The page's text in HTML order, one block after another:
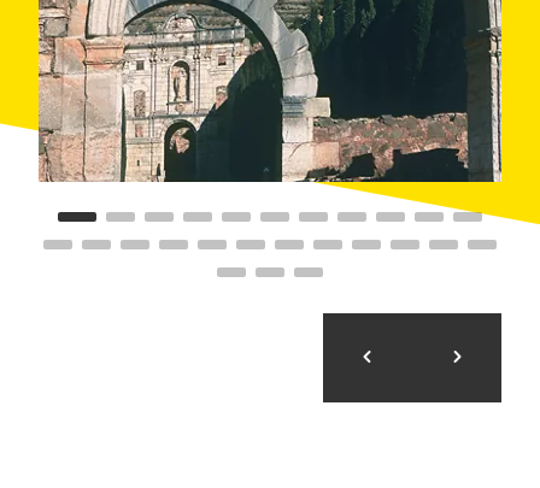
увеличился вдвое за счетнового готического
клуатра(1333) и еще двенадцати келий. Работы
завершились в 1403 году постройков последнего
клуатра в стиле пламенеющей готики.
XVI, XVII и XVIII века принесли в монастырь дух
классицизма и барокко. Благодаря деятельности и
вкладу монастыря Эскаладеи, началось развитие
культуры и сельского хозяйства, в первую очередь,
виноделия.
Монастырь был заброшен в 1835 году, в ходе
и в настоящее время находится в процессе
на архитектуру фасадов, арки, мощеные дорожки и